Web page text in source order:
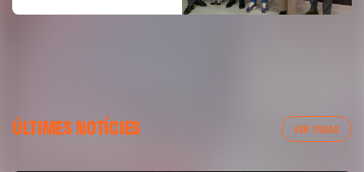
ÚLTIMES NOTÍCIES VER TODAS